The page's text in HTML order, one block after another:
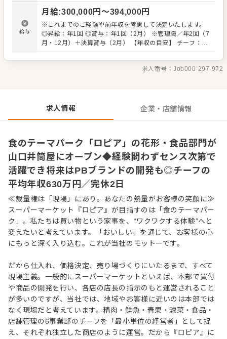
クルーのようにお客様を盛り上げてください。 また経験の
ある方は、自由度高くご活躍できます。チーフ候補とし
て、仕入れから商品開発、売り場作りまで幅広い業務をお
任せします。将来、バイヤー業務担当になれば海外の展示
会に赴くチャンスも！ 「自分の色が出せる売場で勝負した
たい」という方との出会いを待ってます。 自らファンを増
やしていく、そんな「商売の原点」を当社で体感してくだ
ートブランドも考案できます） ・価格設定（店舗によって
価格が異なります） ・人材育成・採用 など
給与
月給:300,000円〜394,000円
※これまでのご経験や前年収を考慮して決定いたします。
◎昇給：年1回 ◎賞与：年1回（2月） ※管理職／年2回（7
月・12月）＋決算賞与（2月） 【年収の目安】 チーフ：平
均630万円 ※チーフ以上：700万円以上（平均年齢32歳）
※試用期間3ヶ月あり（期間中、条件変更なし） ※固定残
業代35時間分61,000円～80,300円を支給。超過分は別途支
求人番号：Job000-297-972
求人情報 企業・店舗情報
食のテーマパーク「ロピア」の花形・食品部門が
山口井筒屋にオープン◆経験問わずセンス次第で
活躍でき将来はPBブランドの開発も◎チーフの
平均年収630万円／完休2日
≪裁量権は「現場」にあり。あなたの熱量がお客様の笑顔に≫
スーパーマーケット『ロピア』が目指すのは「食のテーマパー
ク」。私たちは買い物という家事を、“ワクワクする体験”へと
変えたいと考えています。「おいしい」を通じて、お客様の心
にもっと深く入り込む。これが当社のモットーです。
だから仕入れ、価格決定、売り場づくりにいたるまで、すべて
現場主義。一般的にスーパーマーケットといえば、本部で買付
や商品の開発を行い、各店の店長の指示のもと運営されること
が多いのですが、当社では、地域やお客様に近いのは本部では
なく現場だと考えています。精肉・鮮魚・青果・惣菜・食品・
店舗管理の6事業部のチーフを「最小単位の経営者」として捉
え、それぞれ独立した商店のように運営。だから『ロピア』に